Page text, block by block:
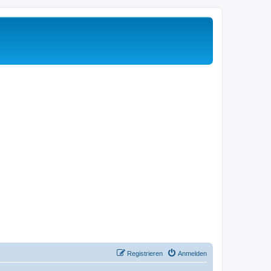
Anmelden
Registrieren